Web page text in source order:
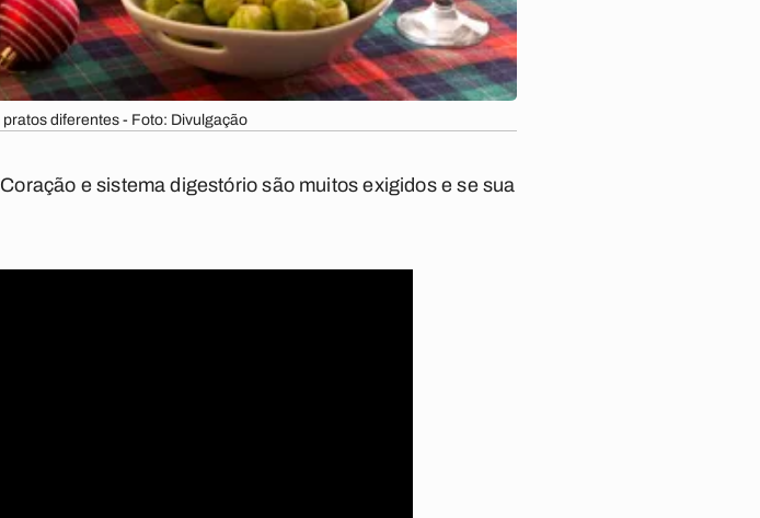
diferentes - Foto: Divulgação
e sistema digestório são muitos exigidos e se sua